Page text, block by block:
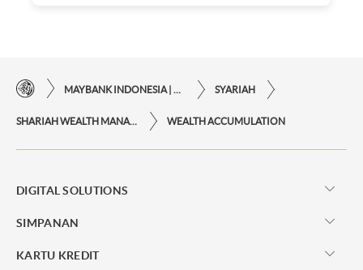
SYARIAH
WEALTH ACCUMULATION
DIGITAL SOLUTIONS
SIMPANAN
KARTU KREDIT